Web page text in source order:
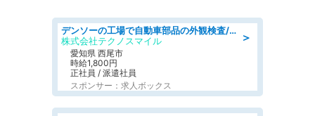
＞
デンソーの工場で自動車部品の外観検査/denso aichi
株式会社テクノスマイル
愛知県 西尾市
時給1,800円
正社員 / 派遣社員
スポンサー：求人ボックス